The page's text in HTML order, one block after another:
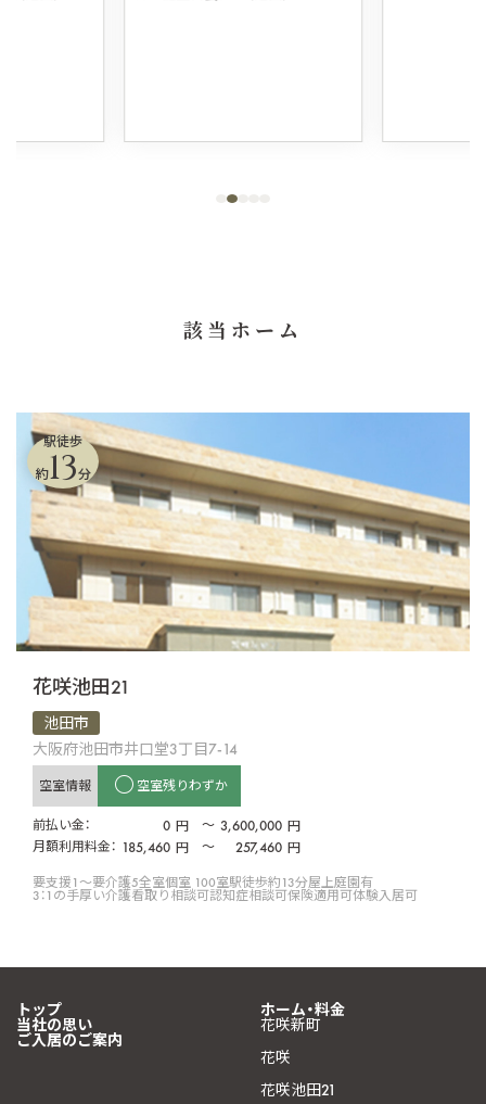
該当ホーム
駅徒歩
約13分
花咲池田21
池田市
大阪府池田市井口堂3丁目7-14
空室情報 空室残りわずか
前払い金： 0 円 〜 3,600,000 円
月額利用料金： 185,460 円 〜 257,460 円
要支援1〜要介護5全室個室 100室駅徒歩約13分屋上庭園有
3：1の手厚い介護看取り相談可認知症相談可保険適用可体験入居可
トップ
当社の思い
ご入居のご案内
ホーム・料金
花咲新町
花咲
花咲池田21